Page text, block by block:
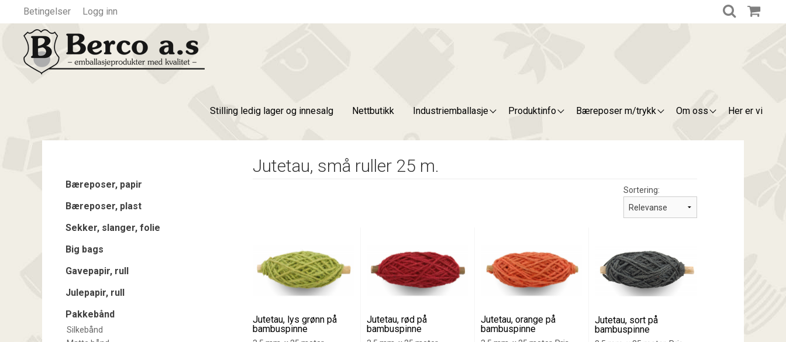
Betingelser Logg inn
Stilling ledig lager og innesalg Nettbutikk Industriemballasje Produktinfo Bæreposer m/trykk Om oss Her er vi
Bæreposer, papir
Bæreposer, plast
Sekker, slanger, folie
Big bags
Gavepapir, rull
Julepapir, rull
Pakkebånd
Silkebånd
Jutetau, små ruller 25 m.
Sortering:
Jutetau, lys grønn på
bambuspinne
Jutetau, rød på
bambuspinne
Jutetau, orange på
bambuspinne
Jutetau, sort på
bambuspinne